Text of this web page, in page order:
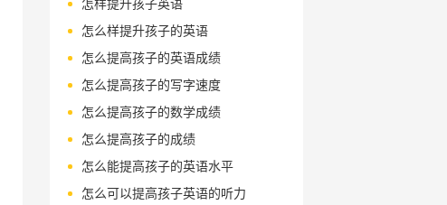
怎样提升孩子英语
怎么样提升孩子的英语
怎么提高孩子的英语成绩
怎么提高孩子的写字速度
怎么提高孩子的数学成绩
怎么提高孩子的成绩
怎么能提高孩子的英语水平
怎么可以提高孩子英语的听力